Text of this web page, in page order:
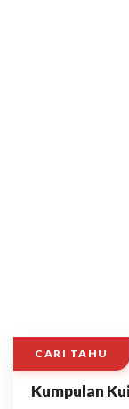
CARI TAHU
Kumpulan